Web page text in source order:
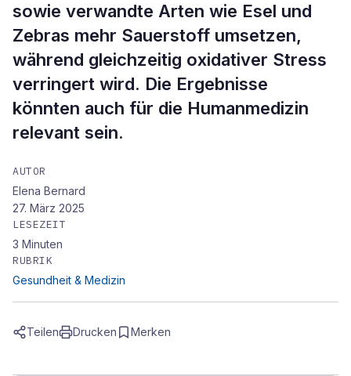
sowie verwandte Arten wie Esel und
Zebras mehr Sauerstoff umsetzen,
während gleichzeitig oxidativer Stress
verringert wird. Die Ergebnisse
könnten auch für die Humanmedizin
relevant sein.
AUTOR
Elena Bernard
27. März 2025
LESEZEIT
3 Minuten
RUBRIK
Gesundheit & Medizin
Teilen Drucken Merken